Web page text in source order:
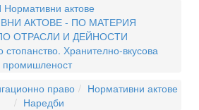
актове
АКТОВЕ - ПО МАТЕРИЯ
ОТРАСЛИ И ДЕЙНОСТИ
стопанство. Хранително-вкусова
промишленост
право
Нормативни актове
Наредби